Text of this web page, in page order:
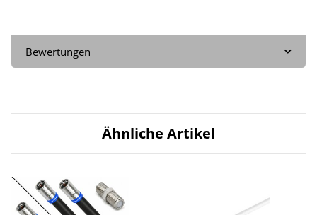
Bewertungen
Ähnliche Artikel